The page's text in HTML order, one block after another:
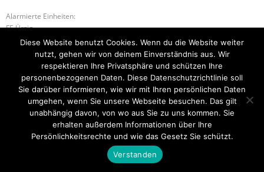
Alarmierte Einheiten:
FF-Ürzig
U-2 UMGESTÜRZTER BAUM B-3 GEBÄUDEBRAND
Startseite Einsätze Mitglied werden Über uns
Bilder
Kontakt
Theme byThink Up Themes Ltd . Powered byWordPress
Diese Website benutzt Cookies. Wenn du die Website weiter
nutzt, gehen wir von deinem Einverständnis aus. Wir
respektieren Ihre Privatsphäre und schützen Ihre
personenbezogenen Daten. Diese Datenschutzrichtlinie soll
Sie darüber informieren, wie wir mit Ihren persönlichen Daten
umgehen, wenn Sie unsere Webseite besuchen. Das gilt
unabhängig davon, von wo aus Sie zu uns kommen. Sie
erhalten außerdem Informationen über Ihre
Persönlichkeitsrechte und wie das Gesetz Sie schützt.
Verstanden